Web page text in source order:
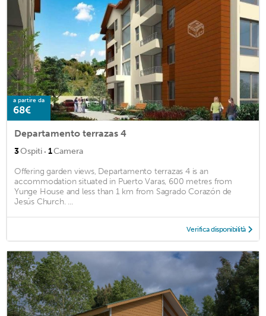
a partire da
68€
Departamento terrazas 4
3Ospiti · 1Camera
Offering garden views, Departamento terrazas 4 is an
accommodation situated in Puerto Varas, 600 metres from
Yunge House and less than 1 km from Sagrado Corazón de
Jesús Church. ...
Verifica disponibilità